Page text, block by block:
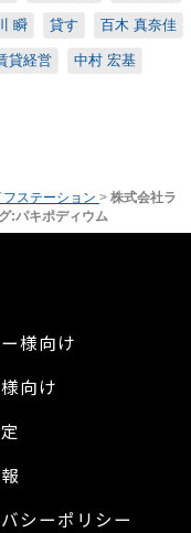
瞬 貸す 百木 真奈佳
貸経営 中村 宏基
ステーション > 株式会社ラ
:パキポディウム
様向け
向け
シーポリシー